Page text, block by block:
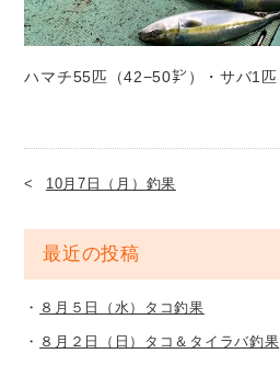
ハマチ55匹（42−50㌢）・サバ1匹
10月7日（月）釣果
最近の投稿
８月５日（水）タコ釣果
８月２日（日）タコ＆タイラバ釣果